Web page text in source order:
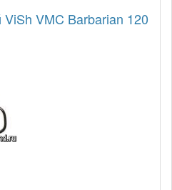
VMC Barbarian 120